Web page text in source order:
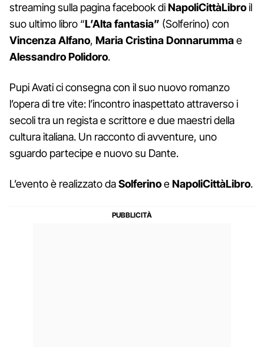
streaming sulla pagina facebook diNapoliCittàLibroil
suo ultimo libro “L’Alta fantasia” (Solferino) con
Vincenza Alfano, Maria Cristina Donnarummae
Alessandro Polidoro.
Pupi Avati ci consegna con il suo nuovo romanzo
l’opera di tre vite: l’incontro inaspettato attraverso i
secoli tra un regista e scrittore e due maestri della
cultura italiana. Un racconto di avventure, uno
sguardo partecipe e nuovo su Dante.
L’evento è realizzato daSolferinoeNapoliCittàLibro.